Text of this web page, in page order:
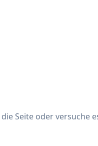
Seite oder versuche